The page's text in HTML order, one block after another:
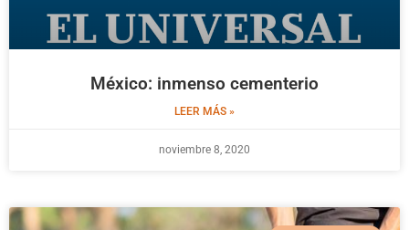
México: inmenso cementerio
LEER MÁS »
noviembre 8, 2020